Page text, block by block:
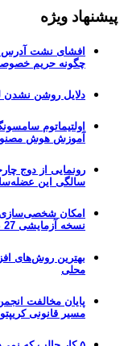
ویژه
چگونه حریم خصوصی
دلایل روشن نشدن لپتاپ
اولتیماتوم سامسونگ به
آموزش هوش مصنوعی
سالگی این عضله‌ساز
امکان شخصی‌سازی
نسخه آزمایشی iOS 27 فراهم شد
بهترین روش‌های
مسیر قانونی کریپتو